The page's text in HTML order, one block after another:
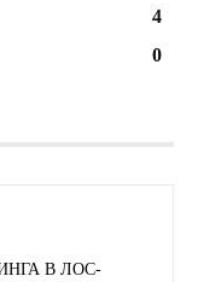
4
0
В ЛОС-